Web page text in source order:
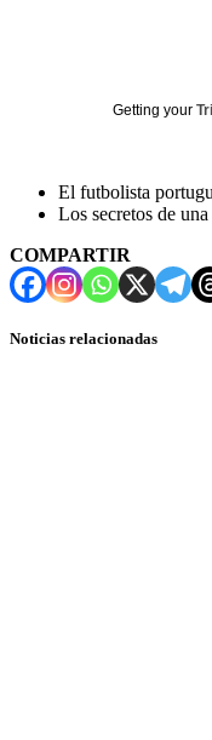
Getting your
El futbolista
Los secretos de
COMPARTIR
Noticias relacionadas